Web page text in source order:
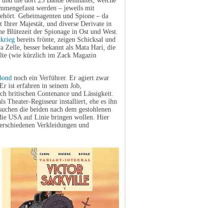
werden – jeweils mit
Geheimagenten und Spione – da
Ihrer Majestät, und diverse Derivate in
Blütezeit der Spionage in Ost und West.
bereits frönte, zeigen Schicksal und
Zelle, besser bekannt als Mata Hari, die
(wie kürzlich im Zack Magazin
noch ein Verführer. Er agiert zwar
ist erfahren in seinem Job,
britischen Contenance und Lässigkeit.
Theater-Regisseur installiert, ehe es ihn
die beiden nach dem gestohlenen
USA auf Linie bringen wollen. Hier
Verkleidungen und